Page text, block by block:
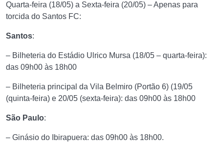
Quarta-feira (18/05) a Sexta-feira (20/05) – Apenas para
torcida do Santos FC:
Santos:
– Bilheteria do Estádio Ulrico Mursa (18/05 – quarta-feira):
das 09h00 às 18h00
– Bilheteria principal da Vila Belmiro (Portão 6) (19/05
(quinta-feira) e 20/05 (sexta-feira): das 09h00 às 18h00
São Paulo:
– Ginásio do Ibirapuera: das 09h00 às 18h00.